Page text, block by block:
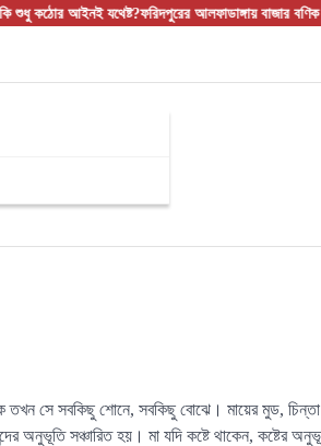
আইনই যথেষ্ট?ফরিদপুরের আলফাডাঙ্গায় বাজার বণিক
তখন সে সবকিছু শোনে, সবকিছু বোঝে। মায়ের মুড,
অনুভূতি সঞ্চারিত হয়। মা যদি কষ্টে থাকেন, কষ্টের